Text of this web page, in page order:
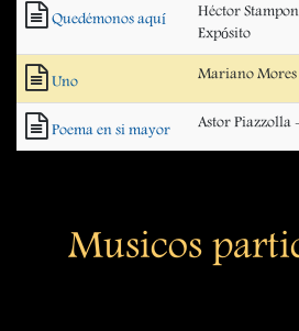
Quedémonos aquí
Héctor
Expósito
Uno Mariano
Poema en si mayor Astor Piazzolla
Musicos